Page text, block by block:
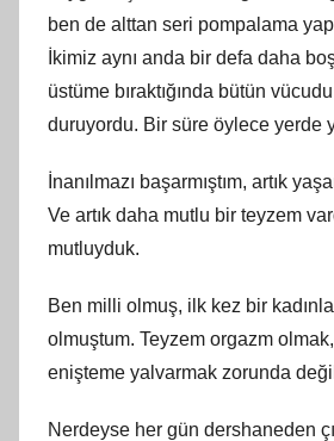
ben de alttan seri pompalama
İkimiz aynı anda bir defa daha
üstüme bıraktığında bütün
duruyordu. Bir süre öylece yerde
İnanılmazı başarmıştım, artık
Ve artık daha mutlu bir teyzem
mutluyduk.
Ben milli olmuş, ilk kez bir
olmuştum. Teyzem orgazm
enişteme yalvarmak zorunda
Nerdeyse her gün dershaneden